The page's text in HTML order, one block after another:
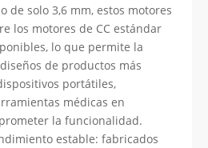
de solo 3,6 mm, estos motores
los motores de CC estándar
lo que permite la
de productos más
portátiles,
médicas en
la funcionalidad.
estable: fabricados